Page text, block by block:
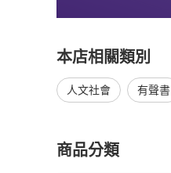
本店相關類別
人文社會 有聲書
商品分類